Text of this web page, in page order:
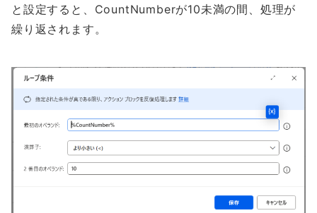
と設定すると、CountNumberが10未満の間、処理が
繰り返されます。